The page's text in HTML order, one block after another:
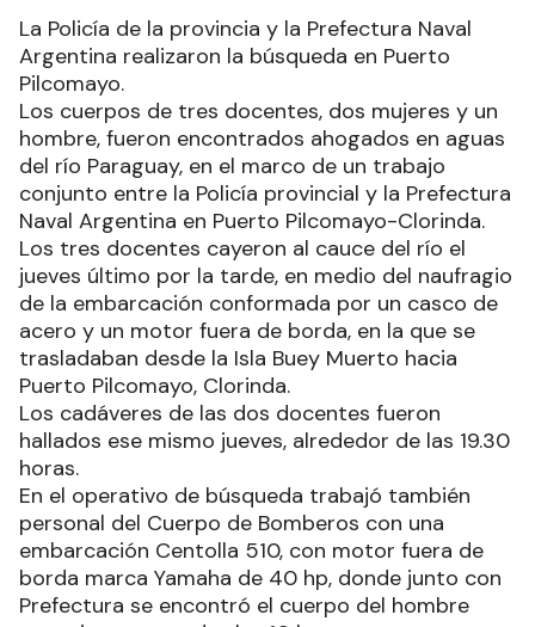
La Policía de la provincia y la Prefectura Naval
Argentina realizaron la búsqueda en Puerto
Pilcomayo.
Los cuerpos de tres docentes, dos mujeres y un
hombre, fueron encontrados ahogados en aguas
del río Paraguay, en el marco de un trabajo
conjunto entre la Policía provincial y la Prefectura
Naval Argentina en Puerto Pilcomayo-Clorinda.
Los tres docentes cayeron al cauce del río el
jueves último por la tarde, en medio del naufragio
de la embarcación conformada por un casco de
acero y un motor fuera de borda, en la que se
trasladaban desde la Isla Buey Muerto hacia
Puerto Pilcomayo, Clorinda.
Los cadáveres de las dos docentes fueron
hallados ese mismo jueves, alrededor de las 19.30
horas.
En el operativo de búsqueda trabajó también
personal del Cuerpo de Bomberos con una
embarcación Centolla 510, con motor fuera de
borda marca Yamaha de 40 hp, donde junto con
Prefectura se encontró el cuerpo del hombre